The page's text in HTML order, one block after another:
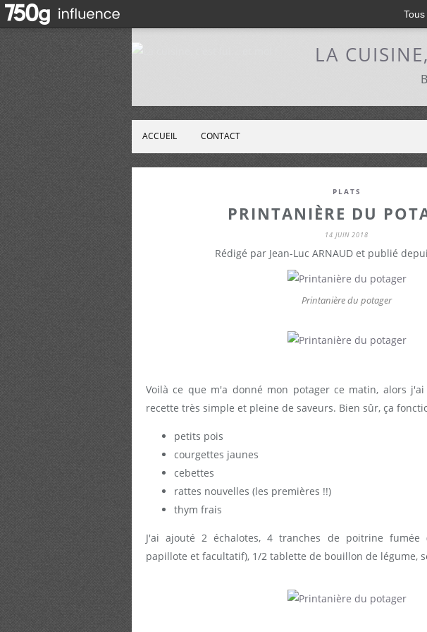
LA
ACCUEIL CONTACT
PLATS
PRINTANIÈRE DU
14 JUIN 2018
Rédigé par Jean-Luc ARNAUD et publié
Printanière du potager
Voilà ce que m'a donné mon potager ce matin, alors
recette très simple et pleine de saveurs. Bien sûr, ça
petits pois
courgettes jaunes
cebettes
rattes nouvelles (les premières !!)
thym frais
J'ai ajouté 2 échalotes, 4 tranches de poitrine fumée
papillote et facultatif), 1/2 tablette de bouillon de légume,